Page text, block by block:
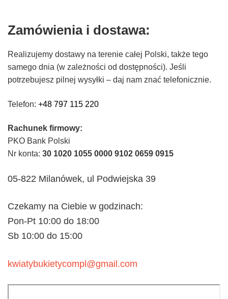
Zamówienia i dostawa:
Realizujemy dostawy na terenie całej Polski, także tego
samego dnia (w zależności od dostępności). Jeśli
potrzebujesz pilnej wysyłki – daj nam znać telefonicznie.
Telefon: +48 797 115 220
Rachunek firmowy:
PKO Bank Polski
Nr konta: 30 1020 1055 0000 9102 0659 0915
05-822 Milanówek, ul Podwiejska 39
Czekamy na Ciebie w godzinach:
Pon-Pt 10:00 do 18:00
Sb 10:00 do 15:00
kwiatybukietycompl@gmail.com